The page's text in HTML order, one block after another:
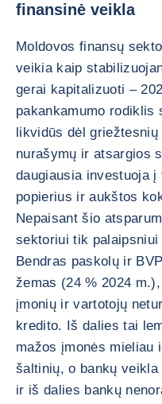
finansinė veikla
Moldovos finansų
veikia kaip
gerai kapitalizuoti –
pakankamumo rodiklis
likvidūs dėl
nurašymų ir atsargios
daugiausia investuoja
popierius ir aukštos
Nepaisant šio
sektoriui tik palaipsniui
Bendras paskolų ir
žemas (24 % 2024
įmonių ir vartotojų
kredito. Iš dalies tai
mažos įmonės mieliau
šaltinių, o bankų
ir iš dalies bankų